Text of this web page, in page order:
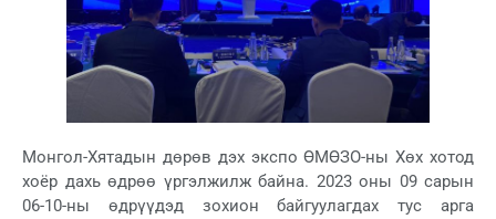
Монгол-Хятадын дөрөв дэх экспо ӨМӨЗО-ны Хөх хотод
хоёр дахь өдрөө үргэлжилж байна. 2023 оны 09 сарын
06-10-ны өдрүүдэд зохион байгуулагдах тус арга